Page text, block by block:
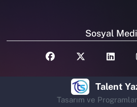
Sosyal
Talent
Tasarım ve